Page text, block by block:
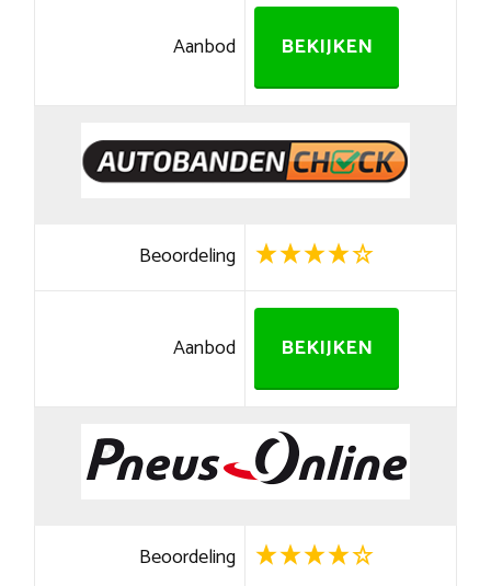
Aanbod BEKIJKEN
Beoordeling
Aanbod BEKIJKEN
Beoordeling